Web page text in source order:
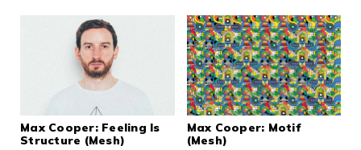
Max Cooper: Feeling Is
Structure (Mesh)
Max Cooper: Motif
(Mesh)